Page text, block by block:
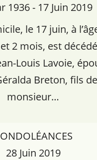
1936 - 17 Juin 2019
le 17 juin, à
2 mois, est décédé
Louis Lavoie,
Breton, fils
monsieur…
28 Juin 2019